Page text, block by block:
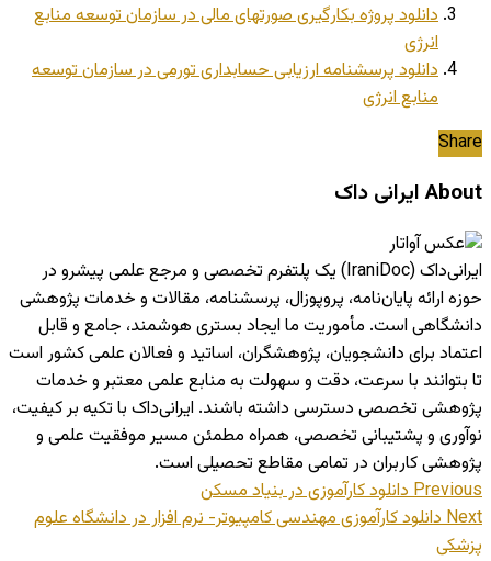
دانلود پروژه بکارگیری صورتهای مالی در سازمان توسعه منابع
انرژی
دانلود پرسشنامه ارزیابی حسابداری تورمی در سازمان توسعه
منابع انرژی
Share
About ایرانی داک
ایرانی‌داک (IraniDoc) یک پلتفرم تخصصی و مرجع علمی پیشرو در
حوزه ارائه پایان‌نامه، پروپوزال، پرسشنامه، مقالات و خدمات پژوهشی
دانشگاهی است. مأموریت ما ایجاد بستری هوشمند، جامع و قابل
اعتماد برای دانشجویان، پژوهشگران، اساتید و فعالان علمی کشور است
تا بتوانند با سرعت، دقت و سهولت به منابع علمی معتبر و خدمات
پژوهشی تخصصی دسترسی داشته باشند. ایرانی‌داک با تکیه بر کیفیت،
نوآوری و پشتیبانی تخصصی، همراه مطمئن مسیر موفقیت علمی و
پژوهشی کاربران در تمامی مقاطع تحصیلی است.
Previousدانلود کارآموزی در بنیاد مسکن
Nextدانلود کارآموزی مهندسی کامپیوتر- نرم افزار در دانشگاه علوم
پزشکی